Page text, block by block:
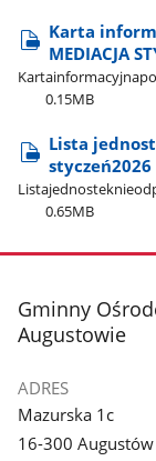
Karta
MEDIACJA
0.15MB
Lista
styczeń2026
0.65MB
stopka
Gminny
Augustowie
ADRES
Mazurska 1c
16-300 Augustów